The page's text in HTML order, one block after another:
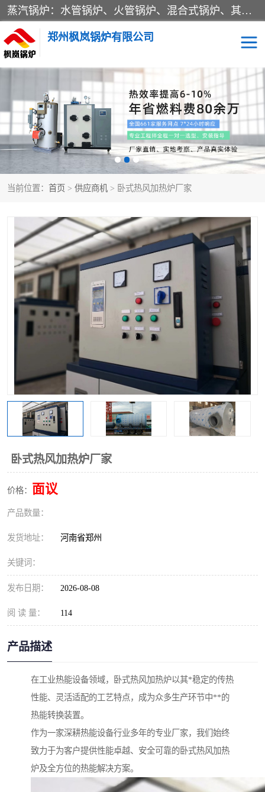
蒸汽锅炉：水管锅炉、火管锅炉、混合式锅炉、其他蒸汽锅炉； 热水锅炉：家用型集中供暖用热水锅炉、其他热水锅炉； 有机热载体锅炉； 船用蒸汽锅炉； （锅炉用辅助设备及装置）蒸汽冷凝器：表面冷凝器、混合式冷凝器、空冷式冷凝器、其他蒸汽冷凝器； 锅炉用辅助设备：节热器、蒸汽收集器、蓄能器、烟垢清除器、气体回收器、泥渣刮除器、空气预热器、其他锅炉用辅助设备；
郑州枫岚锅炉有限公司
当前位置： 首页 > 供应商机 > 卧式热风加热炉厂家
卧式热风加热炉厂家
价格： 面议
产品数量：
发货地址： 河南省郑州
关键词：
发布日期： 2026-08-08
阅 读 量： 114
产品描述
在工业热能设备领域，卧式热风加热炉以其*稳定的传热
性能、灵活适配的工艺特点，成为众多生产环节中**的
热能转换装置。
作为一家深耕热能设备行业多年的专业厂家，我们始终
致力于为客户提供性能卓越、安全可靠的卧式热风加热
炉及全方位的热能解决方案。